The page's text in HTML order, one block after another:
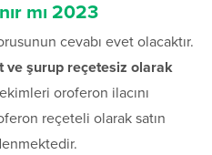
mı 2023
cevabı evet olacaktır.
ve şurup reçetesiz olarak
oroferon ilacını
reçeteli olarak satın